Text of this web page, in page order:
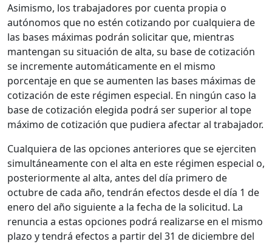
Asimismo, los trabajadores por cuenta propia o
autónomos que no estén cotizando por cualquiera de
las bases máximas podrán solicitar que, mientras
mantengan su situación de alta, su base de cotización
se incremente automáticamente en el mismo
porcentaje en que se aumenten las bases máximas de
cotización de este régimen especial. En ningún caso la
base de cotización elegida podrá ser superior al tope
máximo de cotización que pudiera afectar al trabajador.
Cualquiera de las opciones anteriores que se ejerciten
simultáneamente con el alta en este régimen especial o,
posteriormente al alta, antes del día primero de
octubre de cada año, tendrán efectos desde el día 1 de
enero del año siguiente a la fecha de la solicitud. La
renuncia a estas opciones podrá realizarse en el mismo
plazo y tendrá efectos a partir del 31 de diciembre del